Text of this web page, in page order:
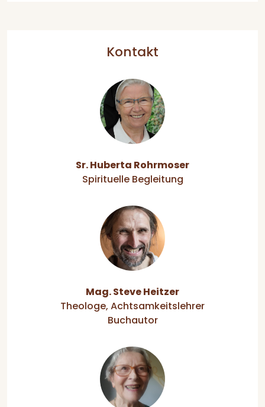
Kontakt
Sr. Huberta Rohrmoser
Spirituelle Begleitung
Mag. Steve Heitzer
Theologe, Achtsamkeitslehrer
Buchautor